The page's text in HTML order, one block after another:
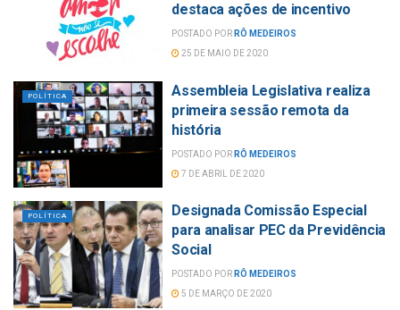
destaca ações de incentivo
POSTADO POR RÔ MEDEIROS
25 DE MAIO DE 2020
POLÍTICA
Assembleia Legislativa realiza
primeira sessão remota da
história
POSTADO POR RÔ MEDEIROS
7 DE ABRIL DE 2020
POLÍTICA
Designada Comissão Especial
para analisar PEC da Previdência
Social
POSTADO POR RÔ MEDEIROS
5 DE MARÇO DE 2020